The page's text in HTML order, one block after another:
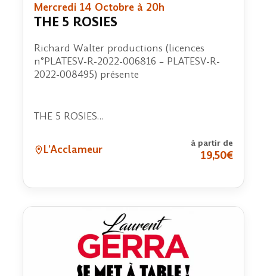
Mercredi 14 Octobre à 20h
THE 5 ROSIES
Richard Walter productions (licences
n°PLATESV-R-2022-006816 – PLATESV-R-
2022-008495) présente
THE 5 ROSIES…
L’Acclameur
à partir de
19,50€